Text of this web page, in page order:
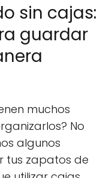
sin cajas:
guardar
muchos
No
algunos
tus zapatos de